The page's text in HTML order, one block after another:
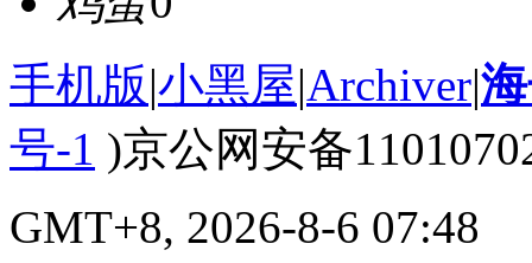
手机版|小黑屋|Archiver|
号-1 )京公网安备
GMT+8, 2026-8-6 07:48